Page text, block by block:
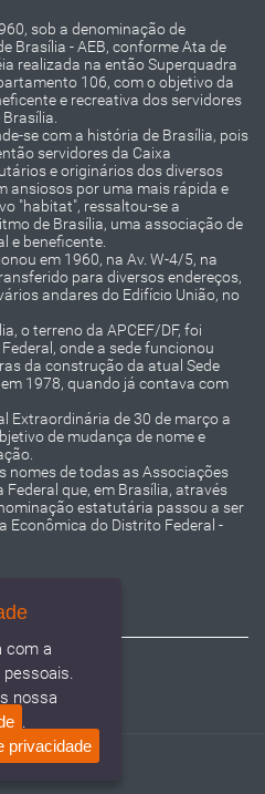
sob a denominação de
Brasília - AEB, conforme Ata de
realizada na então Superquadra
106, com o objetivo da
e recreativa dos servidores
se com a história de Brasília, pois
servidores da Caixa
e originários dos diversos
ansiosos por uma mais rápida e
"habitat", ressaltou-se a
de Brasília, uma associação de
e beneficente.
em 1960, na Av. W-4/5, na
para diversos endereços,
andares do Edifício União, no
o terreno da APCEF/DF, foi
onde a sede funcionou
da construção da atual Sede
1978, quando já contava com
Extraordinária de 30 de março a
de mudança de nome e
nomes de todas as Associações
que, em Brasília, através
estatutária passou a ser
Econômica do Distrito Federal -
com a
nossa
.
privacidade
reservados.